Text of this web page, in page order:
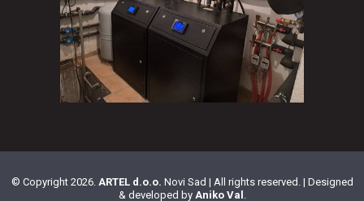
© Copyright 2026. ARTEL d.o.o. Novi Sad | All rights reserved. | Designed
& developed by Aniko Val .